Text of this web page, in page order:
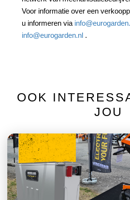
Voor informatie over een
u informeren via
info@eurogarden.nl .
OOK
JOU